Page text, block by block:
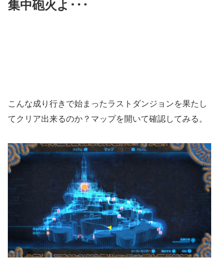
集中砲火よ･･･
こんな成り行きで始まったラストダンジョンを果たし
てクリア出来るのか？マップを開いて確認してみる。